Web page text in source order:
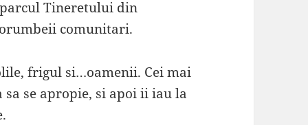
Tineretului din
comunitari.
frigul si…oamenii. Cei mai
se apropie, si apoi ii iau la